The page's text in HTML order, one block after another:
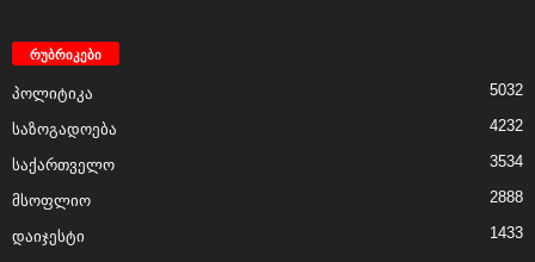
რუბრიკები
პოლიტიკა 5032
საზოგადოება 4232
საქართველო 3534
მსოფლიო 2888
დაიჯესტი
1433